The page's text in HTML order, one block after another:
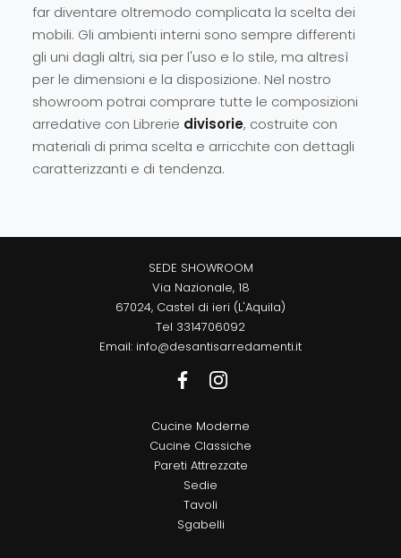
far diventare oltremodo complicata la scelta dei
mobili. Gli ambienti interni sono sempre differenti
gli uni dagli altri, sia per l'uso e lo stile, ma altresì
per le dimensioni e la disposizione. Nel nostro
showroom potrai comprare tutte le composizioni
arredative con Librerie divisorie, costruite con
materiali di prima scelta e arricchite con dettagli
caratterizzanti e di tendenza.
SEDE SHOWROOM
Via Nazionale, 18
67024, Castel di ieri (L'Aquila)
Tel 3314706092
Email: info@desantisarredamenti.it
Cucine Moderne
Cucine Classiche
Pareti Attrezzate
Sedie
Tavoli
Sgabelli